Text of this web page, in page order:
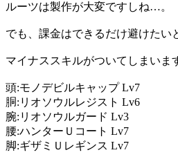
ルーツは製作が大変ですしね…。
でも、課金はできるだけ避けたい
マイナススキルがついてしまいま
頭:モノデビルキャップ Lv7
胴:リオソウルレジスト Lv6
腕:リオソウルガード Lv3
腰:ハンターＵコート Lv7
脚:ギザミＵレギンス Lv7